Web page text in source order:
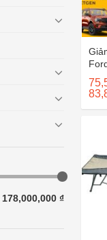
178,000,000 ₫